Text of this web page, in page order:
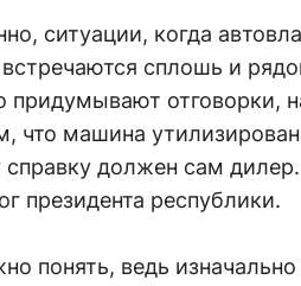
ситуации, когда
сплошь и
придумывают отговорки,
что машина
справку должен сам
президента республики.
понять, ведь